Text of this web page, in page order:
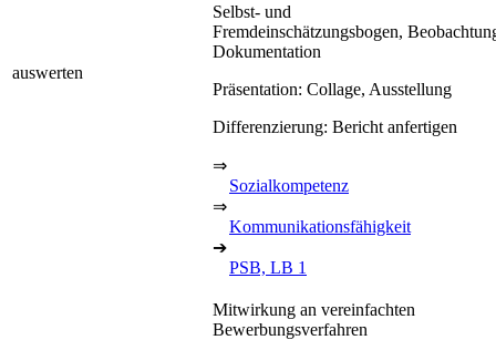
auswerten
Selbst- und
Fremdeinschätzungsbogen,
Dokumentation
Präsentation: Collage, Ausstellung
Differenzierung: Bericht anfertigen
⇒
Sozialkompetenz
⇒
Kommunikationsfähigkeit
➔
PSB, LB 1
Mitwirkung an vereinfachten
Bewerbungsverfahren